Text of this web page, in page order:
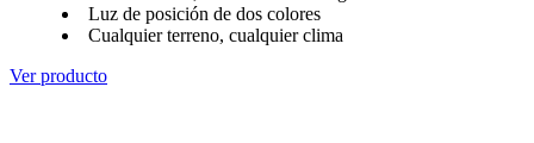
Luz de posición de dos colores
Cualquier terreno, cualquier clima
Ver producto